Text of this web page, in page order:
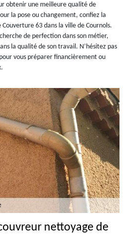
obtenir une meilleure qualité de
la pose ou changement, confiez la
63 dans la ville de Cournols.
de perfection dans son métier,
la qualité de son travail. N’hésitez pas
vous préparer financièrement ou
nettoyage de